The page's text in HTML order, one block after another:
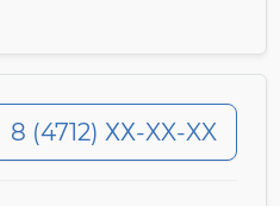
8 (4712) ХХ-XX-XX